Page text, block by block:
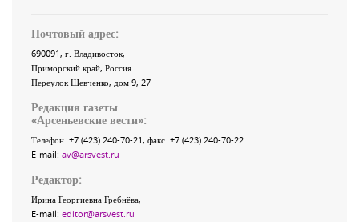
Почтовый адрес:
690091, г. Владивосток,
Приморский край, Россия
Переулок Шевченко, дом 9, 27
Редакция газеты
«Арсеньевские вести»:
Телефон: +7 (423) 240-70-21, факс: +7 (423) 240-70-22
E-mail: av@arsvest.ru
Редактор:
Ирина Георгиевна Гребнёва,
E-mail: editor@arsvest.ru